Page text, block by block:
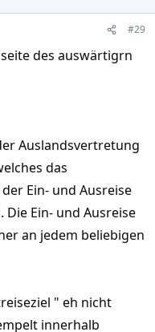
#29
des auswärtigrn
Auslandsvertretung
das
Ein- und Ausreise
Ein- und Ausreise
an jedem beliebigen
" eh nicht
innerhalb